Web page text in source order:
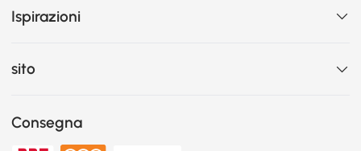
Ispirazioni
sito
Consegna